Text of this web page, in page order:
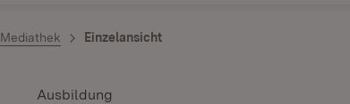
Mediathek Einzelansicht
Ausbildung